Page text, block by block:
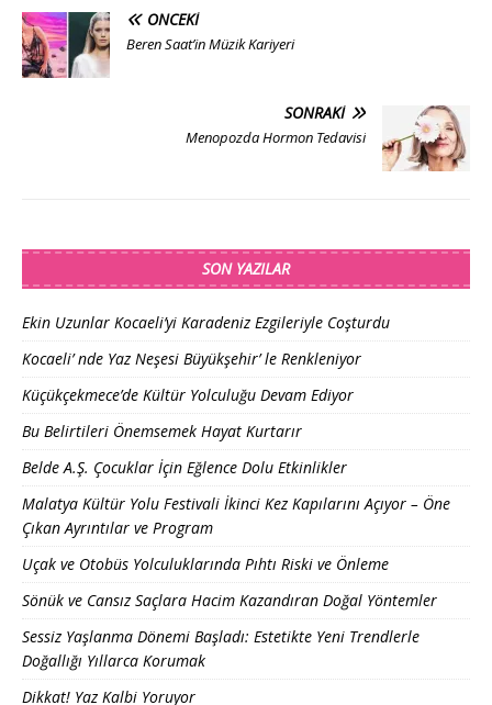
ÖNCEKI
Beren Saat’in Müzik Kariyeri
SONRAKI
Menopozda Hormon Tedavisi
SON YAZILAR
Ekin Uzunlar Kocaeli’yi Karadeniz Ezgileriyle Coşturdu
Kocaeli’ nde Yaz Neşesi Büyükşehir’ le Renkleniyor
Küçükçekmece’de Kültür Yolculuğu Devam Ediyor
Bu Belirtileri Önemsemek Hayat Kurtarır
Belde A.Ş. Çocuklar İçin Eğlence Dolu Etkinlikler
Malatya Kültür Yolu Festivali İkinci Kez Kapılarını Açıyor – Öne
Çıkan Ayrıntılar ve Program
Uçak ve Otobüs Yolculuklarında Pıhtı Riski ve Önleme
Sönük ve Cansız Saçlara Hacim Kazandıran Doğal Yöntemler
Sessiz Yaşlanma Dönemi Başladı: Estetikte Yeni Trendlerle
Doğallığı Yıllarca Korumak
Dikkat! Yaz Kalbi Yoruyor